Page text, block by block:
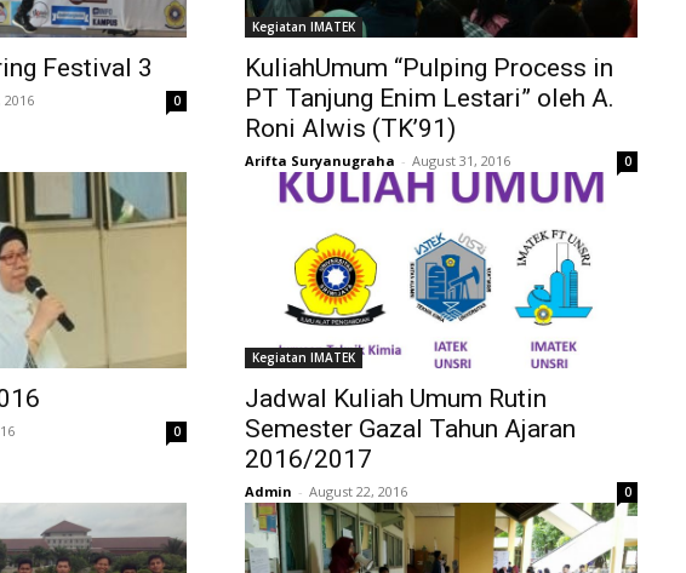
Festival 3
0
Kegiatan IMATEK
KuliahUmum “Pulping Process in
PT Tanjung Enim Lestari” oleh A.
Roni Alwis (TK’91)
Arifta Suryanugraha - August 31, 2016 0
0
Kegiatan IMATEK
Jadwal Kuliah Umum Rutin
Semester Gazal Tahun Ajaran
2016/2017
Admin - August 22, 2016 0